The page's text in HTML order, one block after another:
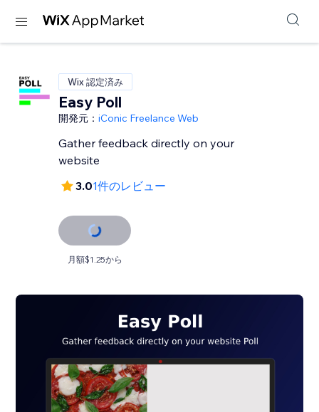
Wix 認定済み
Easy Poll
開発元：iConic Freelance Web
Gather feedback directly on your
website
3.01件のレビュー
月額$1.25から